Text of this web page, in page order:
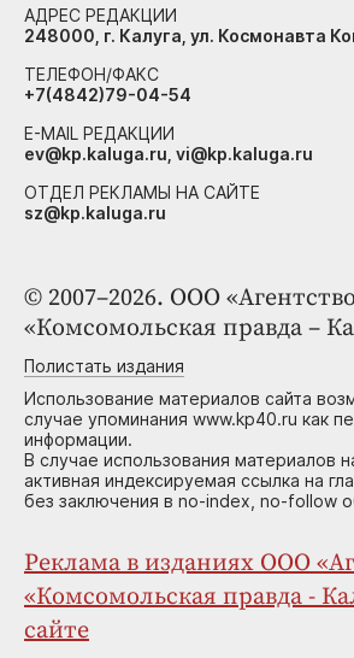
© 2007–2026. ООО «Агентство
«Комсомольская правда –
Полистать издания
Использование материалов сайта
случае упоминания www.kp40.ru как
информации.
В случае использования материалов
активная индексируемая ссылка на
без заключения в no-index, no-follow
Реклама в изданиях ООО
«Комсомольская правда -
сайте
АДРЕС РЕДАКЦИИ
248000, г. Калуга, ул. Космонавта
ТЕЛЕФОН/ФАКС
+7(4842)79-04-54
E-MAIL РЕДАКЦИИ
ev@kp.kaluga.ru, vi@kp.kaluga.ru
ОТДЕЛ РЕКЛАМЫ НА САЙТЕ
sz@kp.kaluga.ru